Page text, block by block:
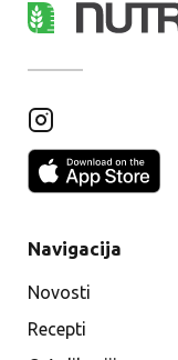
Navigacija
Novosti
Recepti